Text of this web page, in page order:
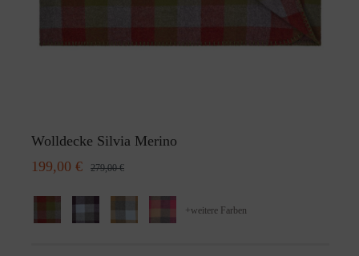
Wolldecke Silvia Merino
199,00 €
279,00 €
+weitere Farben